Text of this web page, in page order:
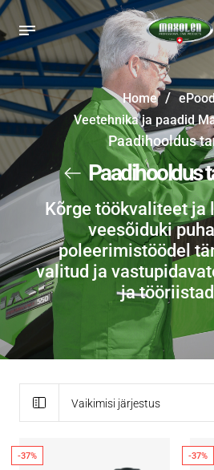
Home /
Veetehnika ja paadid
Paadihooldus
Paadihooldus
Kõrge töökvaliteet ja
veesõiduki
poleerimistöödel
valitud ja
ja
Vaikimisi järjestus
-37% -37%